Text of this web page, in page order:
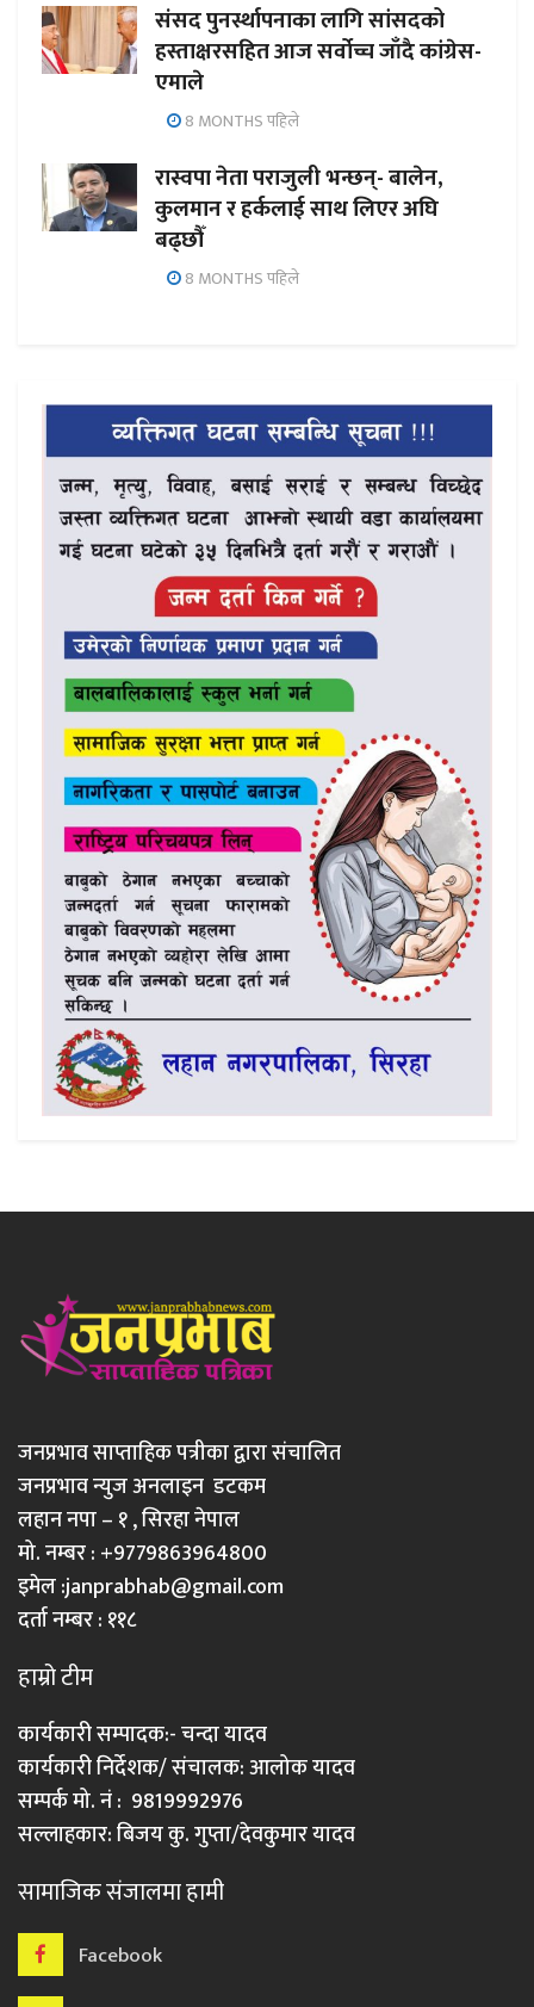
संसद पुनर्स्थापनाका लागि सांसदको
हस्ताक्षरसहित आज सर्वोच्च जाँदै कांग्रेस-
एमाले
8 MONTHS पहिले
रास्वपा नेता पराजुली भन्छन्- बालेन,
कुलमान र हर्कलाई साथ लिएर अघि
बढ्छौँ
8 MONTHS पहिले
जनप्रभाव साप्ताहिक पत्रीका द्वारा संचालित
जनप्रभाव न्युज अनलाइन डटकम
लहान नपा – १ , सिरहा नेपाल
मो. नम्बर : +9779863964800
इमेल :janprabhab@gmail.com
दर्ता नम्बर : ११८
हाम्रो टीम
कार्यकारी सम्पादक:- चन्दा यादव
कार्यकारी निर्देशक/ संचालक: आलोक यादव
सम्पर्क मो. नं : 9819992976
सल्लाहकार: बिजय कु. गुप्ता/देवकुमार यादव
सामाजिक संजालमा हामी
Facebook